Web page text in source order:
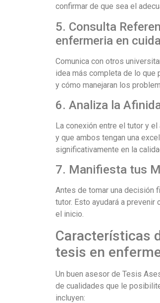
confirmar de que sea el
5. Consulta
enfermeria en
Comunica con otros
idea más completa de lo que
y cómo manejaran los
6. Analiza la
La conexión entre el tutor y
y que ambos tengan una
significativamente en la
7. Manifiesta tus
Antes de tomar una decisión
tutor. Esto ayudará a
el inicio.
Características
tesis en
Un buen asesor de Tesis
de cualidades que le
incluyen: